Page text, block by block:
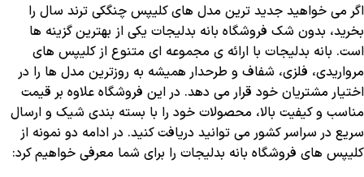
اگر می خواهید جدید ترین مدل ‌های کلیپس چنگکی ترند سال را
بخرید، بدون شک فروشگاه بانه بدلیجات یکی از بهترین گزینه ‌ها
است. بانه بدلیجات با ارائه ‌ی مجموعه ‌ای متنوع از کلیپس ‌های
مرواریدی، فلزی، شفاف و طرحدار همیشه به‌ روزترین مدل ‌ها را در
اختیار مشتریان خود قرار می ‌دهد. در این فروشگاه علاوه بر قیمت
مناسب و کیفیت بالا، محصولات خود را با بسته ‌بندی شیک و ارسال
سریع در سراسر کشور می توانید دریافت کنید. در ادامه دو نمونه از
کلیپس های فروشگاه بانه بدلیجات را برای شما معرفی خواهیم کرد: